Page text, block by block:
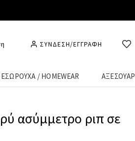
ΣΥΝΔΕΣΗ/ΕΓΓΡΑΦΗ
ΕΣΩΡΟΥΧΑ / HOMEWEAR ΑΞΕΣΟΥΑΡ
ασύμμετρο ριπ σε